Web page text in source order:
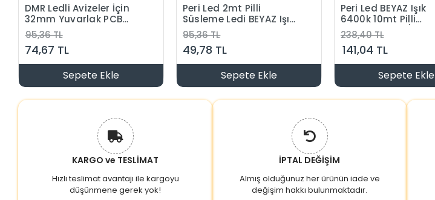
DMR Ledli Avizeler İçin
32mm Yuvarlak PCB
Alüminyum Levha
Üzerine Dizgi SMD Led 4
Kablolu 2 Renk Günışığı
+ Beyaz 3000/6500K
95,36 TL
74,67 TL
Sepete Ekle
Peri Led 2mt Pilli
Süsleme Ledi BEYAZ Işık
6400k 3 Mod
Animasyon Efektli (2
Metre 3 Adet LR44 Pilleri
Dahil )
95,36 TL
49,78 TL
Sepete Ekle
Peri Led BEYAZ Işık
6400k 10mt Pilli
Süsleme Ledi (10
Metrelik Piller Hariç )
238,40 TL
141,04 TL
Sepete Ekle
KARGO ve TESLİMAT
Hızlı teslimat avantajı ile kargoyu
düşünmene gerek yok!
İPTAL DEĞİŞİM
Almış olduğunuz her ürünün iade ve
değişim hakkı bulunmaktadır.